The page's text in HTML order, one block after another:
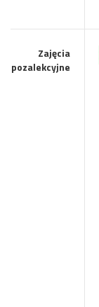
Zajęcia
pozalekcyjne